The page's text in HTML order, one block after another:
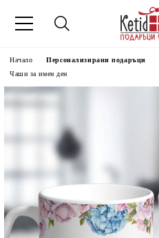
Начало Персонализирани подаръци
Чаши за имен ден